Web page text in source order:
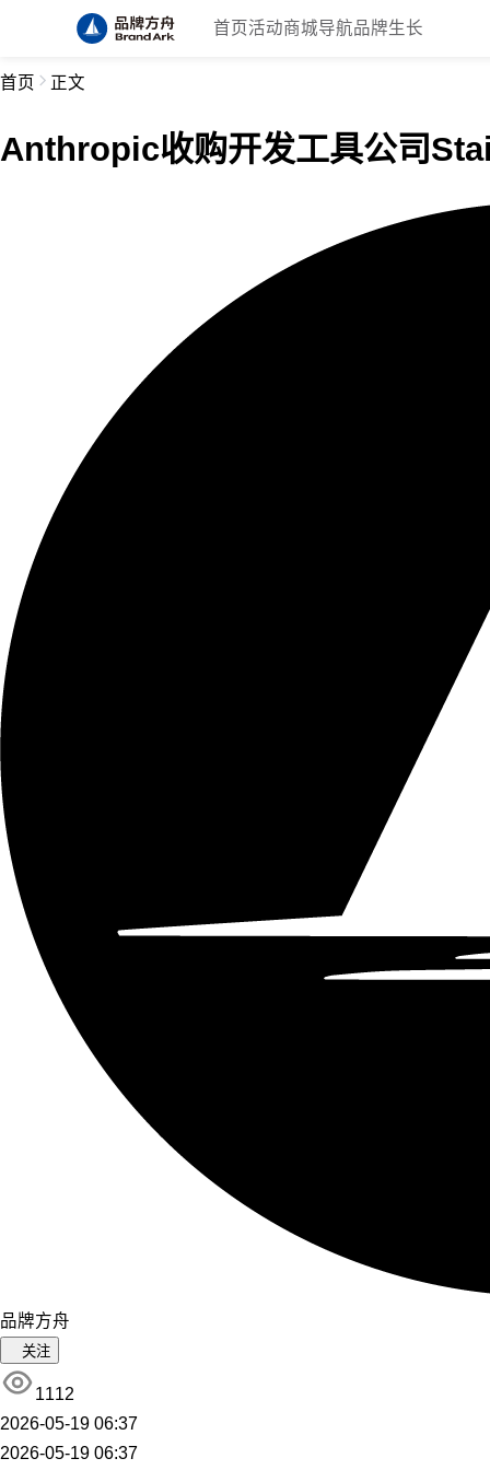
首页 活动商城导航品牌生长
首页 正文
Anthropic收购开发工具公司
品牌方舟
关注
1112
2026-05-19 06:37
2026-05-19 06:37